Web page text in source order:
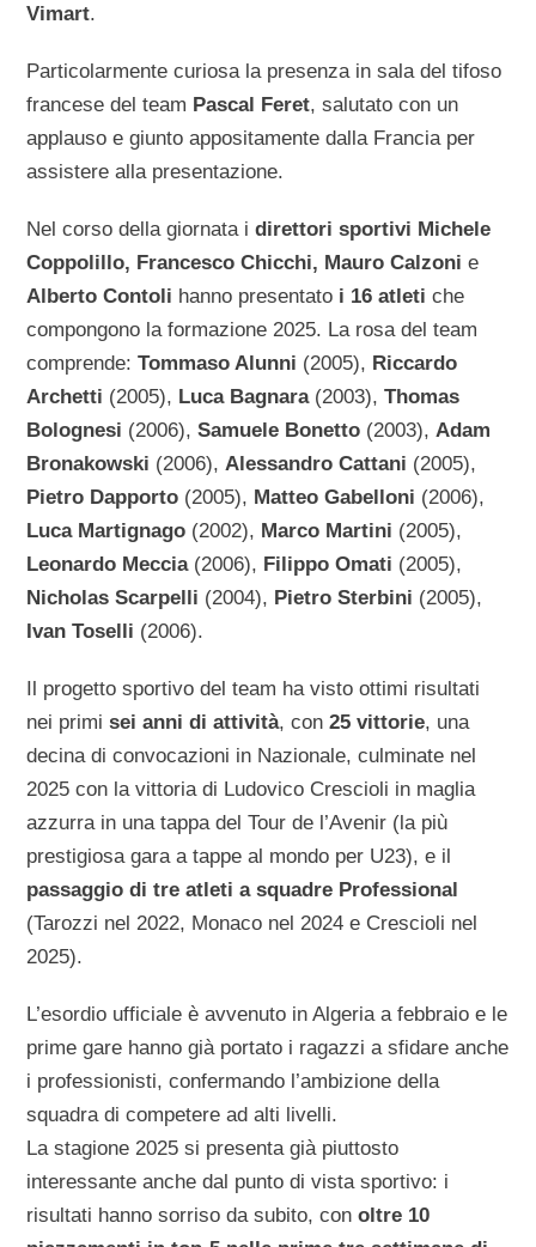
Vimart.
Particolarmente curiosa la presenza in sala del tifoso
francese del team Pascal Feret, salutato con un
applauso e giunto appositamente dalla Francia per
assistere alla presentazione.
Nel corso della giornata idirettori sportivi Michele
Coppolillo, Francesco Chicchi, Mauro Calzoni e
Alberto Contoli hanno presentato i 16 atleti che
compongono la formazione 2025. La rosa del team
comprende:Tommaso Alunni (2005), Riccardo
Archetti (2005), Luca Bagnara(2003),Thomas
Bolognesi (2006),Samuele Bonetto (2003), Adam
Bronakowski (2006), Alessandro Cattani (2005),
Pietro Dapporto (2005), Matteo Gabelloni (2006),
Luca Martignago (2002), Marco Martini (2005),
Leonardo Meccia(2006), Filippo Omati (2005),
Nicholas Scarpelli (2004), Pietro Sterbini (2005),
Ivan Toselli (2006).
Il progetto sportivo del team ha visto ottimi risultati
nei primisei anni di attività, con25 vittorie, una
decina di convocazioni in Nazionale, culminate nel
2025 con la vittoria di Ludovico Crescioli in maglia
azzurra in una tappa del Tour de l’Avenir (la più
prestigiosa gara a tappe al mondo per U23), e il
passaggio di tre atleti a squadre Professional
(Tarozzi nel 2022, Monaco nel 2024 e Crescioli nel
2025).
L’esordio ufficiale è avvenuto in Algeria a febbraio e le
prime gare hanno già portato i ragazzi a sfidare anche
i professionisti, confermando l’ambizione della
squadra di competere ad alti livelli.
La stagione 2025 si presenta già piuttosto
interessante anche dal punto di vista sportivo: i
risultati hanno sorriso da subito, conoltre 10